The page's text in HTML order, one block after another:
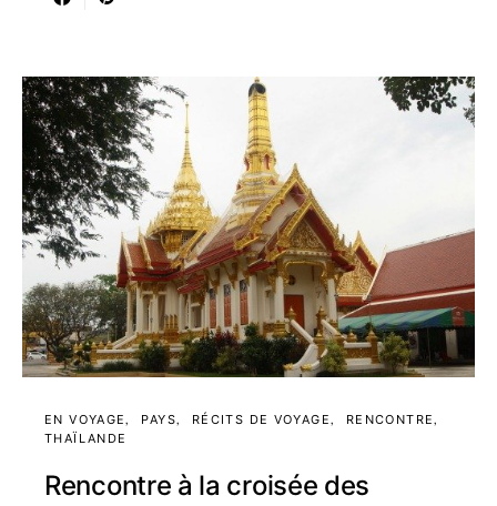
EN VOYAGE PAYS RÉCITS DE VOYAGE
RENCONTRE
THAÏLANDE
Rencontre à la croisée des